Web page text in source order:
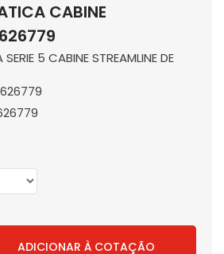
CABINE
5 CABINE STREAMLINE DE
ADICIONAR À COTAÇÃO